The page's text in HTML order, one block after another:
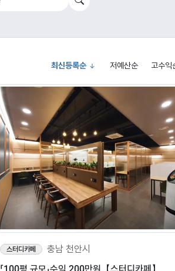
최신등록순 저예산순 고수익
스터디카페
충남 천안시